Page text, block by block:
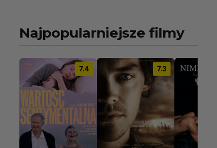
Najpopularniejsze filmy
7.4 7.3